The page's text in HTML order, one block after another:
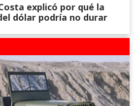
explicó por qué la
dólar podría no durar